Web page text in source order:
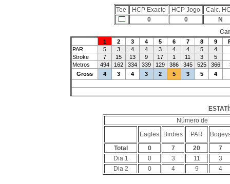
Tee HCP Exacto HCP Jogo
Calc.
0
0
N
1 2 3 4 5 6 7 8 9
PAR
5 3 4 4 3 4 4 5
4
Stroke
7 15 13 9 17 1 11 3
5
Metros
494 162 334 339 129 386 345 525 366
Gross
4 3 4 3 2 5 3 5 4
Número de
Eagles
Birdies PAR
Total
0 7 20
7
Dia 1
0 3 11
3
Dia 2
0 4 9 4